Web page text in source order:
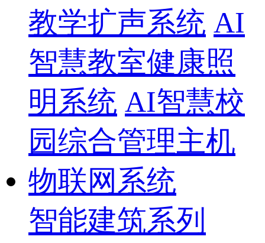
教学扩声系统 AI
智慧教室健康照
明系统 AI智慧校
园综合管理主机
物联网系统
智能建筑系列